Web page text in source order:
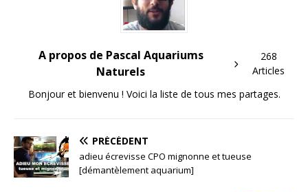
A propos de Pascal Aquariums
Naturels
268
Articles
Bonjour et bienvenu ! Voici la liste de tous mes partages.
PRÉCÉDENT
adieu écrevisse CPO mignonne et tueuse
[démantèlement aquarium]